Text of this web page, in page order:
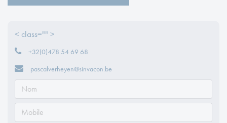
< class="" >
+32(0)478 54 69 68
pascalverheyen@sinvacon.be